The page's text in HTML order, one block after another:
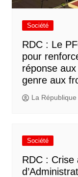
Société
RDC : Le
pour
réponse
genre aux
La République
Société
RDC : Crise